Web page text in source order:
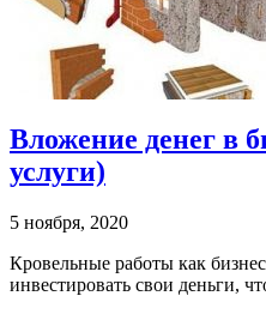
Вложение денег в
услуги)
5 ноября, 2020
Кровельные работы как
инвестировать свои деньги,